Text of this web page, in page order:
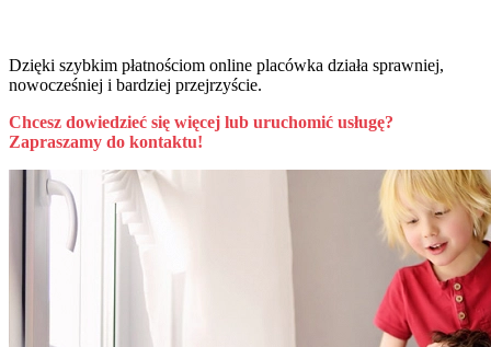
Dzięki szybkim płatnościom online placówka działa sprawniej,
nowocześniej i bardziej przejrzyście.
Chcesz dowiedzieć się więcej lub uruchomić usługę?
Zapraszamy do kontaktu!